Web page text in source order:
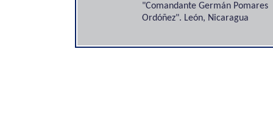
"Comandante Germán Pomares
Ordóñez". León, Nicaragua